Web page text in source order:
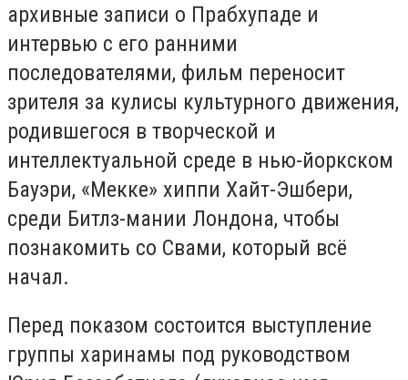
архивные записи о Прабхупаде и
интервью с его ранними
последователями, фильм переносит
зрителя за кулисы культурного движения,
родившегося в творческой и
интеллектуальной среде в нью-йоркском
Бауэри, «Мекке» хиппи Хайт-Эшбери,
среди Битлз-мании Лондона, чтобы
познакомить со Свами, который всё
начал.
Перед показом состоится выступление
группы харинамы под руководством